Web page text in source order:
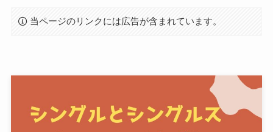
当ページのリンクには広告が含まれています。